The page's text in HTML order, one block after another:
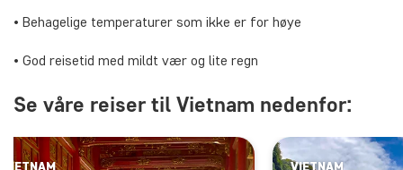
• Behagelige temperaturer som ikke er for høye
• God reisetid med mildt vær og lite regn
Se våre reiser til Vietnam nedenfor:
VIETNAM VIETNAM